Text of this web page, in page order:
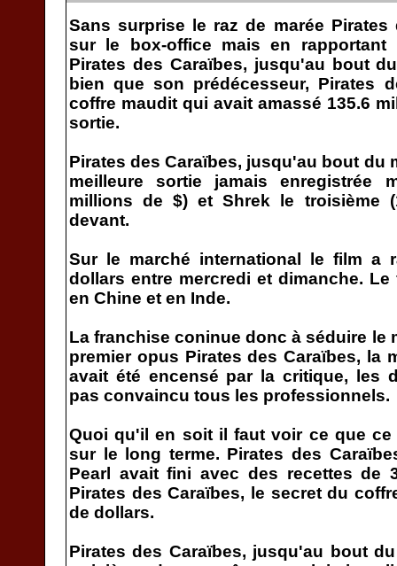
Sans surprise le raz de marée
sur le box-office mais en rapportant
Pirates des Caraïbes, jusqu'au bout
bien que son prédécesseur, Pirates
coffre maudit qui avait amassé 135.6
sortie.
Pirates des Caraïbes, jusqu'au bout du
meilleure sortie jamais enregistrée
millions de $) et Shrek le troisième
devant.
Sur le marché international le film a
dollars entre mercredi et dimanche.
en Chine et en Inde.
La franchise coninue donc à séduire le
premier opus Pirates des Caraïbes, la
avait été encensé par la critique, les
pas convaincu tous les professionnels.
Quoi qu'il en soit il faut voir ce que ce
sur le long terme. Pirates des
Pearl avait fini avec des recettes de
Pirates des Caraïbes, le secret du
de dollars.
Pirates des Caraïbes, jusqu'au bout